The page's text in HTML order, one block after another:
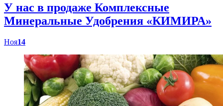
У нас в продаже Комплексные
Минеральные Удобрения «КИМИРА»
Ноя14